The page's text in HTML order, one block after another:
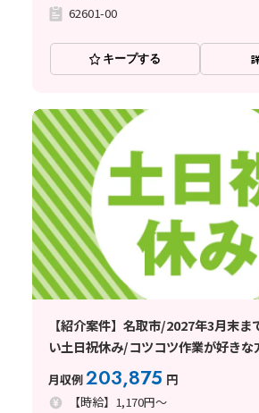
62601-00
キープする
【紹介案件】名取市/2027年3月末
い土日祝休み/コツコツ作業が好きな
月収例203,875 円
【時給】1,170円～